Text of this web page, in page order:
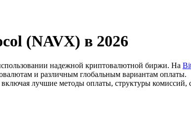
(NAVX) в 2026
надежной криптовалютной биржи. На
и различным глобальным вариантам оплаты.
лучшие методы оплаты, структуры